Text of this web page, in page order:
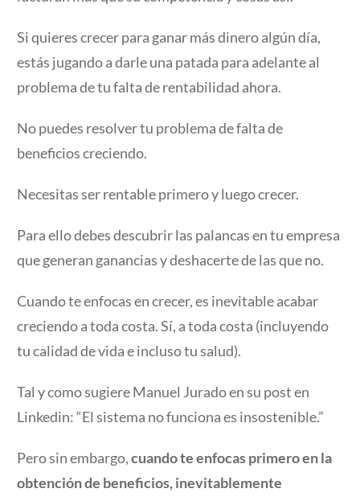
Si quieres crecer para ganar más dinero algún día,
estás jugando a darle una patada para adelante al
problema de tu falta de rentabilidad ahora.
No puedes resolver tu problema de falta de
beneficios creciendo.
Necesitas ser rentable primero y luego crecer.
Para ello debes descubrir las palancas en tu empresa
que generan ganancias y deshacerte de las que no.
Cuando te enfocas en crecer, es inevitable acabar
creciendo a toda costa. Sí, a toda costa (incluyendo
tu calidad de vida e incluso tu salud).
Tal y como sugiere Manuel Jurado en su post en
Linkedin: “El sistema no funciona es insostenible.”
Pero sin embargo,cuando te enfocas primero en la
obtención de beneficios, inevitablemente